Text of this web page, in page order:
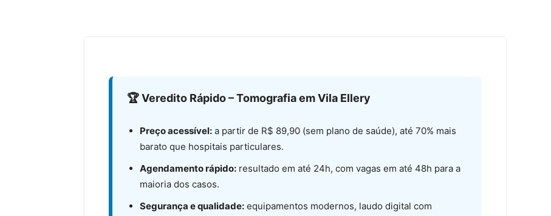
🏆 Veredito Rápido – Tomografia em Vila Ellery
Preço acessível: a partir de R$ 89,90 (sem plano de saúde), até 70% mais
barato que hospitais particulares.
Agendamento rápido: resultado em até 24h, com vagas em até 48h para a
maioria dos casos.
Segurança e qualidade: equipamentos modernos, laudo digital com